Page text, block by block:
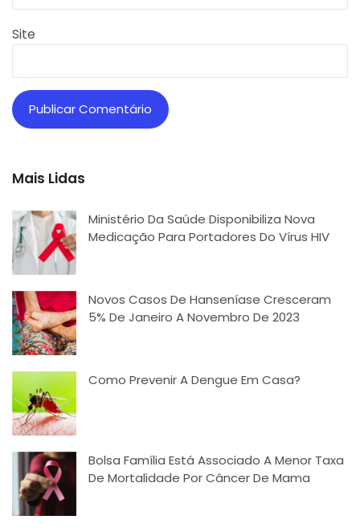
Site
Mais Lidas
Ministério Da Saúde Disponibiliza Nova
Medicação Para Portadores Do Vírus HIV
Novos Casos De Hanseníase Cresceram
5% De Janeiro A Novembro De 2023
Como Prevenir A Dengue Em Casa?
Bolsa Família Está Associado A Menor Taxa
De Mortalidade Por Câncer De Mama